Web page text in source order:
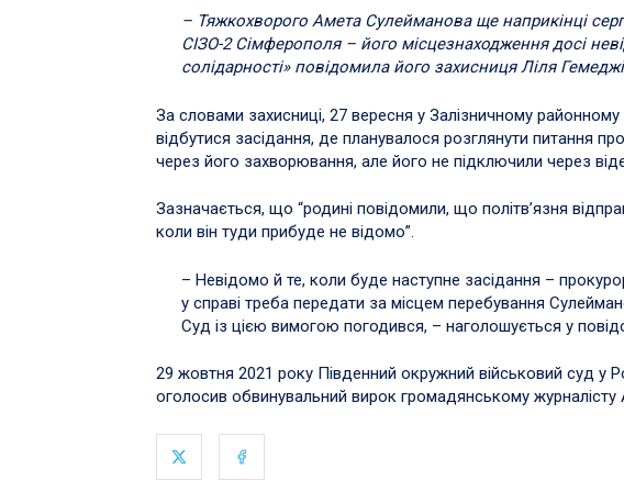
– Тяжкохворого Амета Сулейманова ще наприкінці
СІЗО-2 Сімферополя – його місцезнаходження досі
солідарності» повідомила його захисниця Ліля
За словами захисниці, 27 вересня у Залізничному
відбутися засідання, де планувалося розглянути питання
через його захворювання, але його не підключили через
Зазначається, що “родині повідомили, що політв’язня
коли він туди прибуде не відомо”.
– Невідомо й те, коли буде наступне засідання –
у справі треба передати за місцем перебування
Суд із цією вимогою погодився, – наголошується у
29 жовтня 2021 року Південний окружний військовий суд у
оголосив обвинувальний вирок громадянському